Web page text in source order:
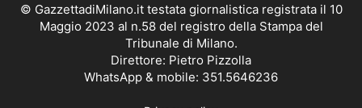
© GazzettadiMilano.it testata giornalistica registrata il 10
Maggio 2023 al n.58 del registro della Stampa del
Tribunale di Milano.
Direttore: Pietro Pizzolla
WhatsApp & mobile: 351.5646236